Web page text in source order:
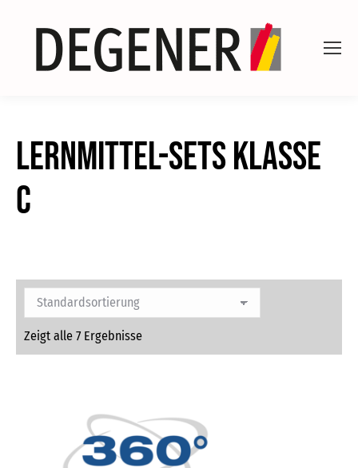
Lernmittel-Sets Klasse
C
Zeigt alle 7 Ergebnisse